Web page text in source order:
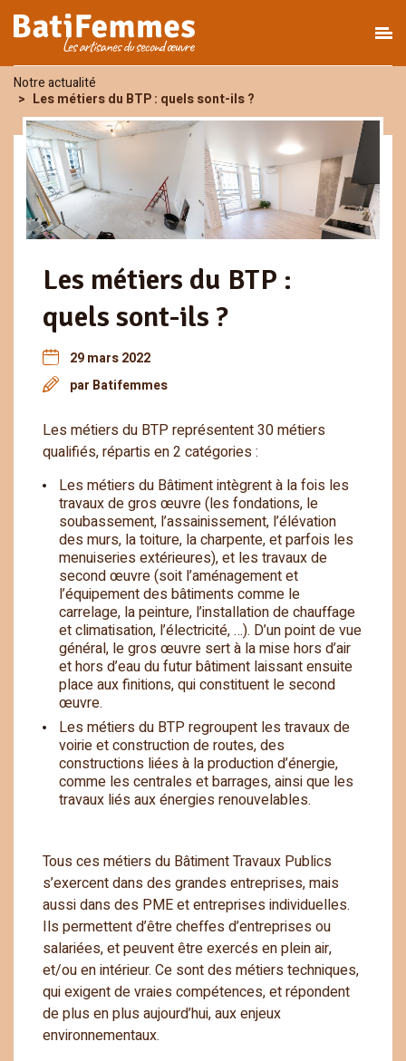
Notre actualité
Les métiers du BTP : quels sont-ils ?
Les métiers du BTP :
quels sont-ils ?
29 mars 2022
par Batifemmes
Les métiers du BTP représentent 30 métiers
qualifiés, répartis en 2 catégories :
Les métiers du Bâtiment intègrent à la fois les
travaux de gros œuvre (les fondations, le
soubassement, l’assainissement, l’élévation
des murs, la toiture, la charpente, et parfois les
menuiseries extérieures), et les travaux de
second œuvre (soit l’aménagement et
l’équipement des bâtiments comme le
carrelage, la peinture, l’installation de chauffage
et climatisation, l’électricité, …). D’un point de vue
général, le gros œuvre sert à la mise hors d’air
et hors d’eau du futur bâtiment laissant ensuite
place aux finitions, qui constituent le second
œuvre.
Les métiers du BTP regroupent les travaux de
voirie et construction de routes, des
constructions liées à la production d’énergie,
comme les centrales et barrages, ainsi que les
travaux liés aux énergies renouvelables.
Tous ces métiers du Bâtiment Travaux Publics
s’exercent dans des grandes entreprises, mais
aussi dans des PME et entreprises individuelles.
Ils permettent d’être cheffes d’entreprises ou
salariées, et peuvent être exercés en plein air,
et/ou en intérieur. Ce sont des métiers techniques,
qui exigent de vraies compétences, et répondent
de plus en plus aujourd’hui, aux enjeux
environnementaux.